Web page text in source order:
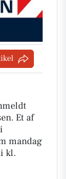
Et af
mandag
kl.